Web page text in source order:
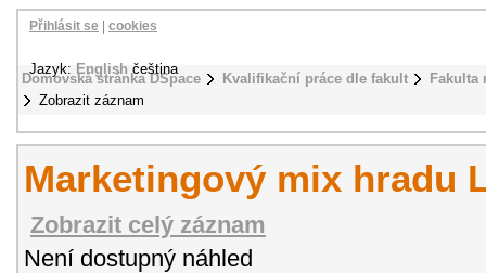
Domovská stránka DSpace Kvalifikační práce dle fakult
Fakulta
Zobrazit záznam
Přihlásit se cookies
Jazyk: English čeština
Marketingový mix hradu
Zobrazit celý záznam
Není dostupný náhled